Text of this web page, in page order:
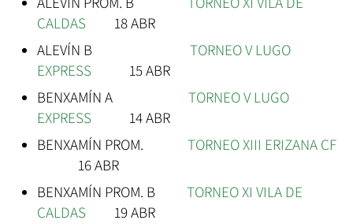
CALDAS 18 ABR
ALEVÍN B TORNEO V LUGO
EXPRESS 15 ABR
BENXAMÍN A TORNEO V LUGO
EXPRESS 14 ABR
BENXAMÍN PROM. TORNEO XIII ERIZANA CF
16 ABR
BENXAMÍN PROM. B TORNEO XI VILA DE
CALDAS 19 ABR